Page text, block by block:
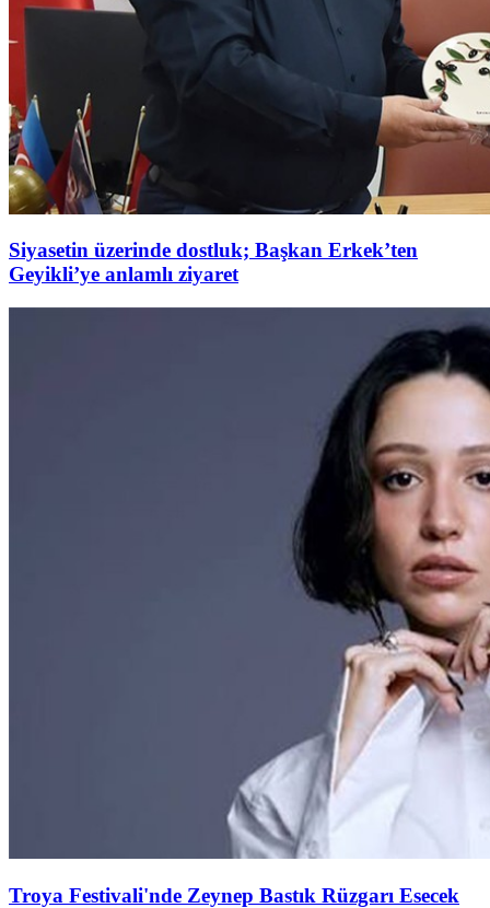
Siyasetin üzerinde dostluk; Başkan Erkek’ten
Geyikli’ye anlamlı ziyaret
Troya Festivali'nde Zeynep Bastık Rüzgarı Esecek